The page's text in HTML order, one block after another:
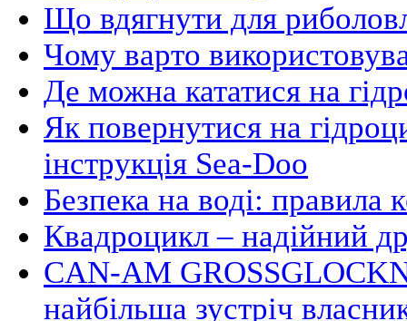
Що вдягнути для
Чому варто
Де можна кататися на
Як повернутися на
інструкція Sea-Doo
Безпека на воді: правила
Квадроцикл – надійний
CAN-AM
найбільша зустріч